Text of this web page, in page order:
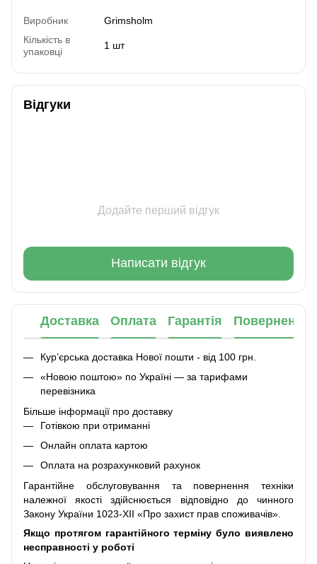
Виробник
Grimsholm
Кількість в
упаковці
1 шт
Відгуки
Додайте перший відгук
Написати відгук
Доставка Оплата Гарантія Повернення
Кур’єрська доставка Нової пошти - від 100 грн.
«Новою поштою» по Україні — за тарифами
перевізника
Більше інформації про доставку
Готівкою при отриманні
Онлайн оплата картою
Оплата на розрахунковий рахунок
Гарантійне обслуговування та повернення техніки
належної якості здійснюється відповідно до чинного
Закону України 1023-XII «Про захист прав споживачів».
Якщо протягом гарантійного терміну було виявлено
несправності у роботі